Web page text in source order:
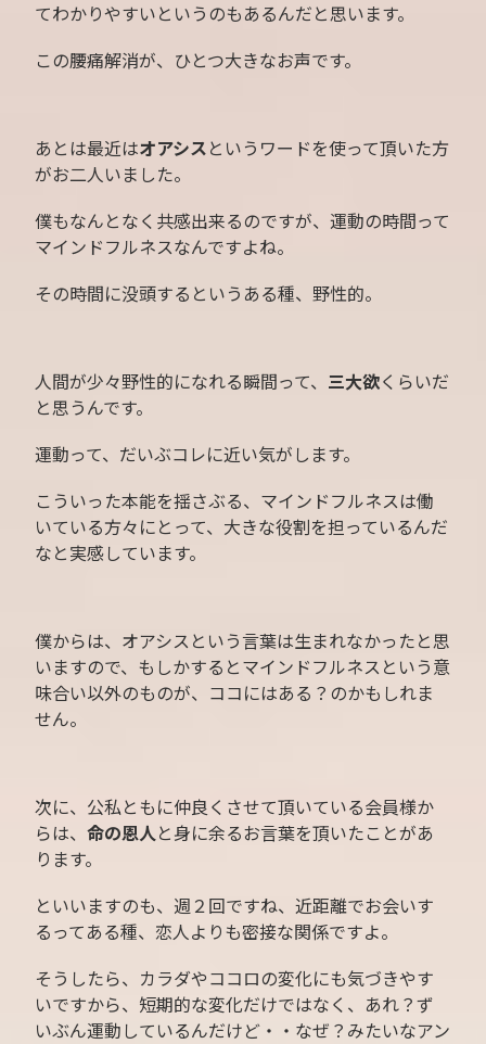
てわかりやすいというのもあるんだと思います。
この腰痛解消が、ひとつ大きなお声です。
あとは最近はオアシス というワードを使って頂いた方
がお二人いました。
僕もなんとなく共感出来るのですが、運動の時間って
マインドフルネスなんですよね。
その時間に没頭するというある種、野性的。
人間が少々野性的になれる瞬間って、 三大欲くらいだ
と思うんです。
運動って、だいぶコレに近い気がします。
こういった本能を揺さぶる、マインドフルネスは働
いている方々にとって、大きな役割を担っているんだ
なと実感しています。
僕からは、オアシスという言葉は生まれなかったと思
いますので、もしかするとマインドフルネスという意
味合い以外のものが、ココにはある？のかもしれま
せん。
次に、公私ともに仲良くさせて頂いている会員様か
らは、命の恩人と身に余るお言葉を頂いたことがあ
ります。
といいますのも、週２回ですね、近距離でお会いす
るってある種、恋人よりも密接な関係ですよ。
そうしたら、カラダやココロの変化にも気づきやす
いですから、短期的な変化だけではなく、あれ？ず
いぶん運動しているんだけど・・なぜ？みたいなアン